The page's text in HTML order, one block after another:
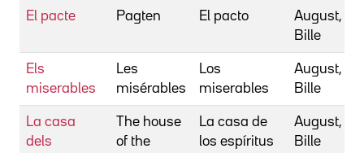
El pacte Pagten El pacto
August,
Bille
Els
miserables
Les
misérables
Los
miserables
August,
Bille
La casa
dels
The house
of the
La casa de
los espíritus
August,
Bille